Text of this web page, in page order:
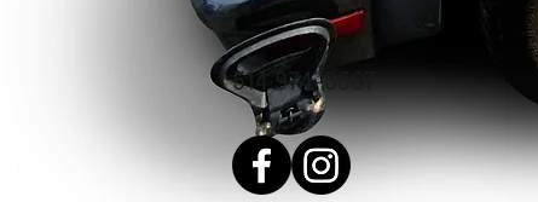
TÉLÉPHONE
514 974-3567